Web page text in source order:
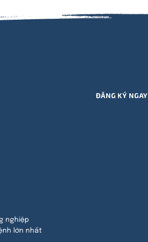
ĐĂNG KÝ NGAY
nghiệp
lớn nhất